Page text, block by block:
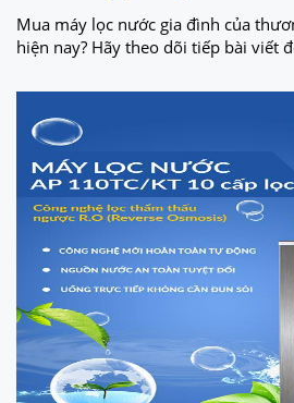
Mua máy lọc nước gia đình của
hiện nay? Hãy theo dõi tiếp bài viết